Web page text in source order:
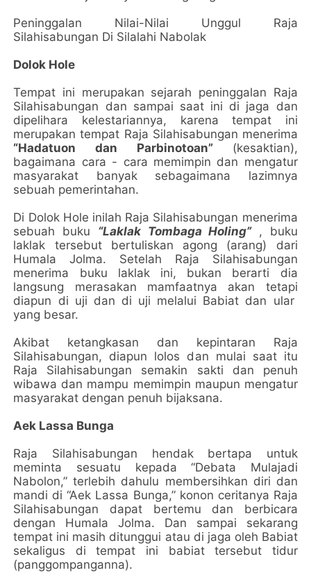
Peninggalan Nilai-Nilai Unggul Raja
Silahisabungan Di Silalahi Nabolak
Dolok Hole
Tempat ini merupakan sejarah peninggalan Raja
Silahisabungan dan sampai saat ini di jaga dan
dipelihara kelestariannya, karena tempat ini
merupakan tempat Raja Silahisabungan menerima
“Hadatuon dan Parbinotoan” (kesaktian),
bagaimana cara - cara memimpin dan mengatur
masyarakat banyak sebagaimana lazimnya
sebuah pemerintahan.
Di Dolok Hole inilah Raja Silahisabungan menerima
sebuah buku “Laklak Tombaga Holing”, buku
laklak tersebut bertuliskan agong (arang) dari
Humala Jolma. Setelah Raja Silahisabungan
menerima buku laklak ini, bukan berarti dia
langsung merasakan mamfaatnya akan tetapi
diapun di uji dan di uji melalui Babiat dan ular
yang besar.
Akibat ketangkasan dan kepintaran Raja
Silahisabungan, diapun lolos dan mulai saat itu
Raja Silahisabungan semakin sakti dan penuh
wibawa dan mampu memimpin maupun mengatur
masyarakat dengan penuh bijaksana.
Aek Lassa Bunga
Raja Silahisabungan hendak bertapa untuk
meminta sesuatu kepada “Debata Mulajadi
Nabolon,” terlebih dahulu membersihkan diri dan
mandi di “Aek Lassa Bunga,” konon ceritanya Raja
Silahisabungan dapat bertemu dan berbicara
dengan Humala Jolma. Dan sampai sekarang
tempat ini masih ditunggui atau di jaga oleh Babiat
sekaligus di tempat ini babiat tersebut tidur
(panggompanganna).